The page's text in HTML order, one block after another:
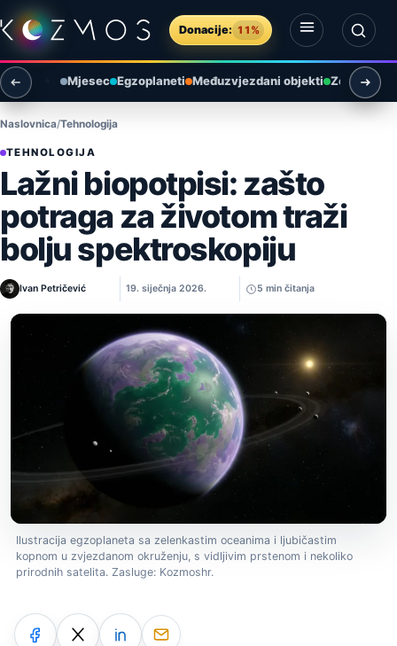
Preskoči na sadržaj
Donacije: 11%
Otvori izbornik
Otvori pretragu
Mjesec Egzoplaneti Međuzvjezdani objekti Zemlja i
Naslovnica Tehnologija
TEHNOLOGIJA
Lažni biopotpisi: zašto
potraga za životom traži
bolju spektroskopiju
Ivan Petričević 19. siječnja 2026. 5 min čitanja
Ilustracija egzoplaneta sa zelenkastim oceanima i ljubičastim
kopnom u zvjezdanom okruženju, s vidljivim prstenom i nekoliko
prirodnih satelita. Zasluge: Kozmoshr.